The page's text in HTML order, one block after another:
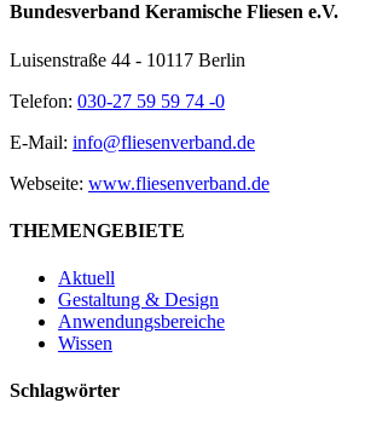
Bundesverband Keramische Fliesen e.V.
Luisenstraße 44 - 10117 Berlin
Telefon: 030-27 59 59 74 -0
E-Mail: info@fliesenverband.de
Webseite: www.fliesenverband.de
THEMENGEBIETE
Aktuell
Gestaltung & Design
Anwendungsbereiche
Wissen
Schlagwörter